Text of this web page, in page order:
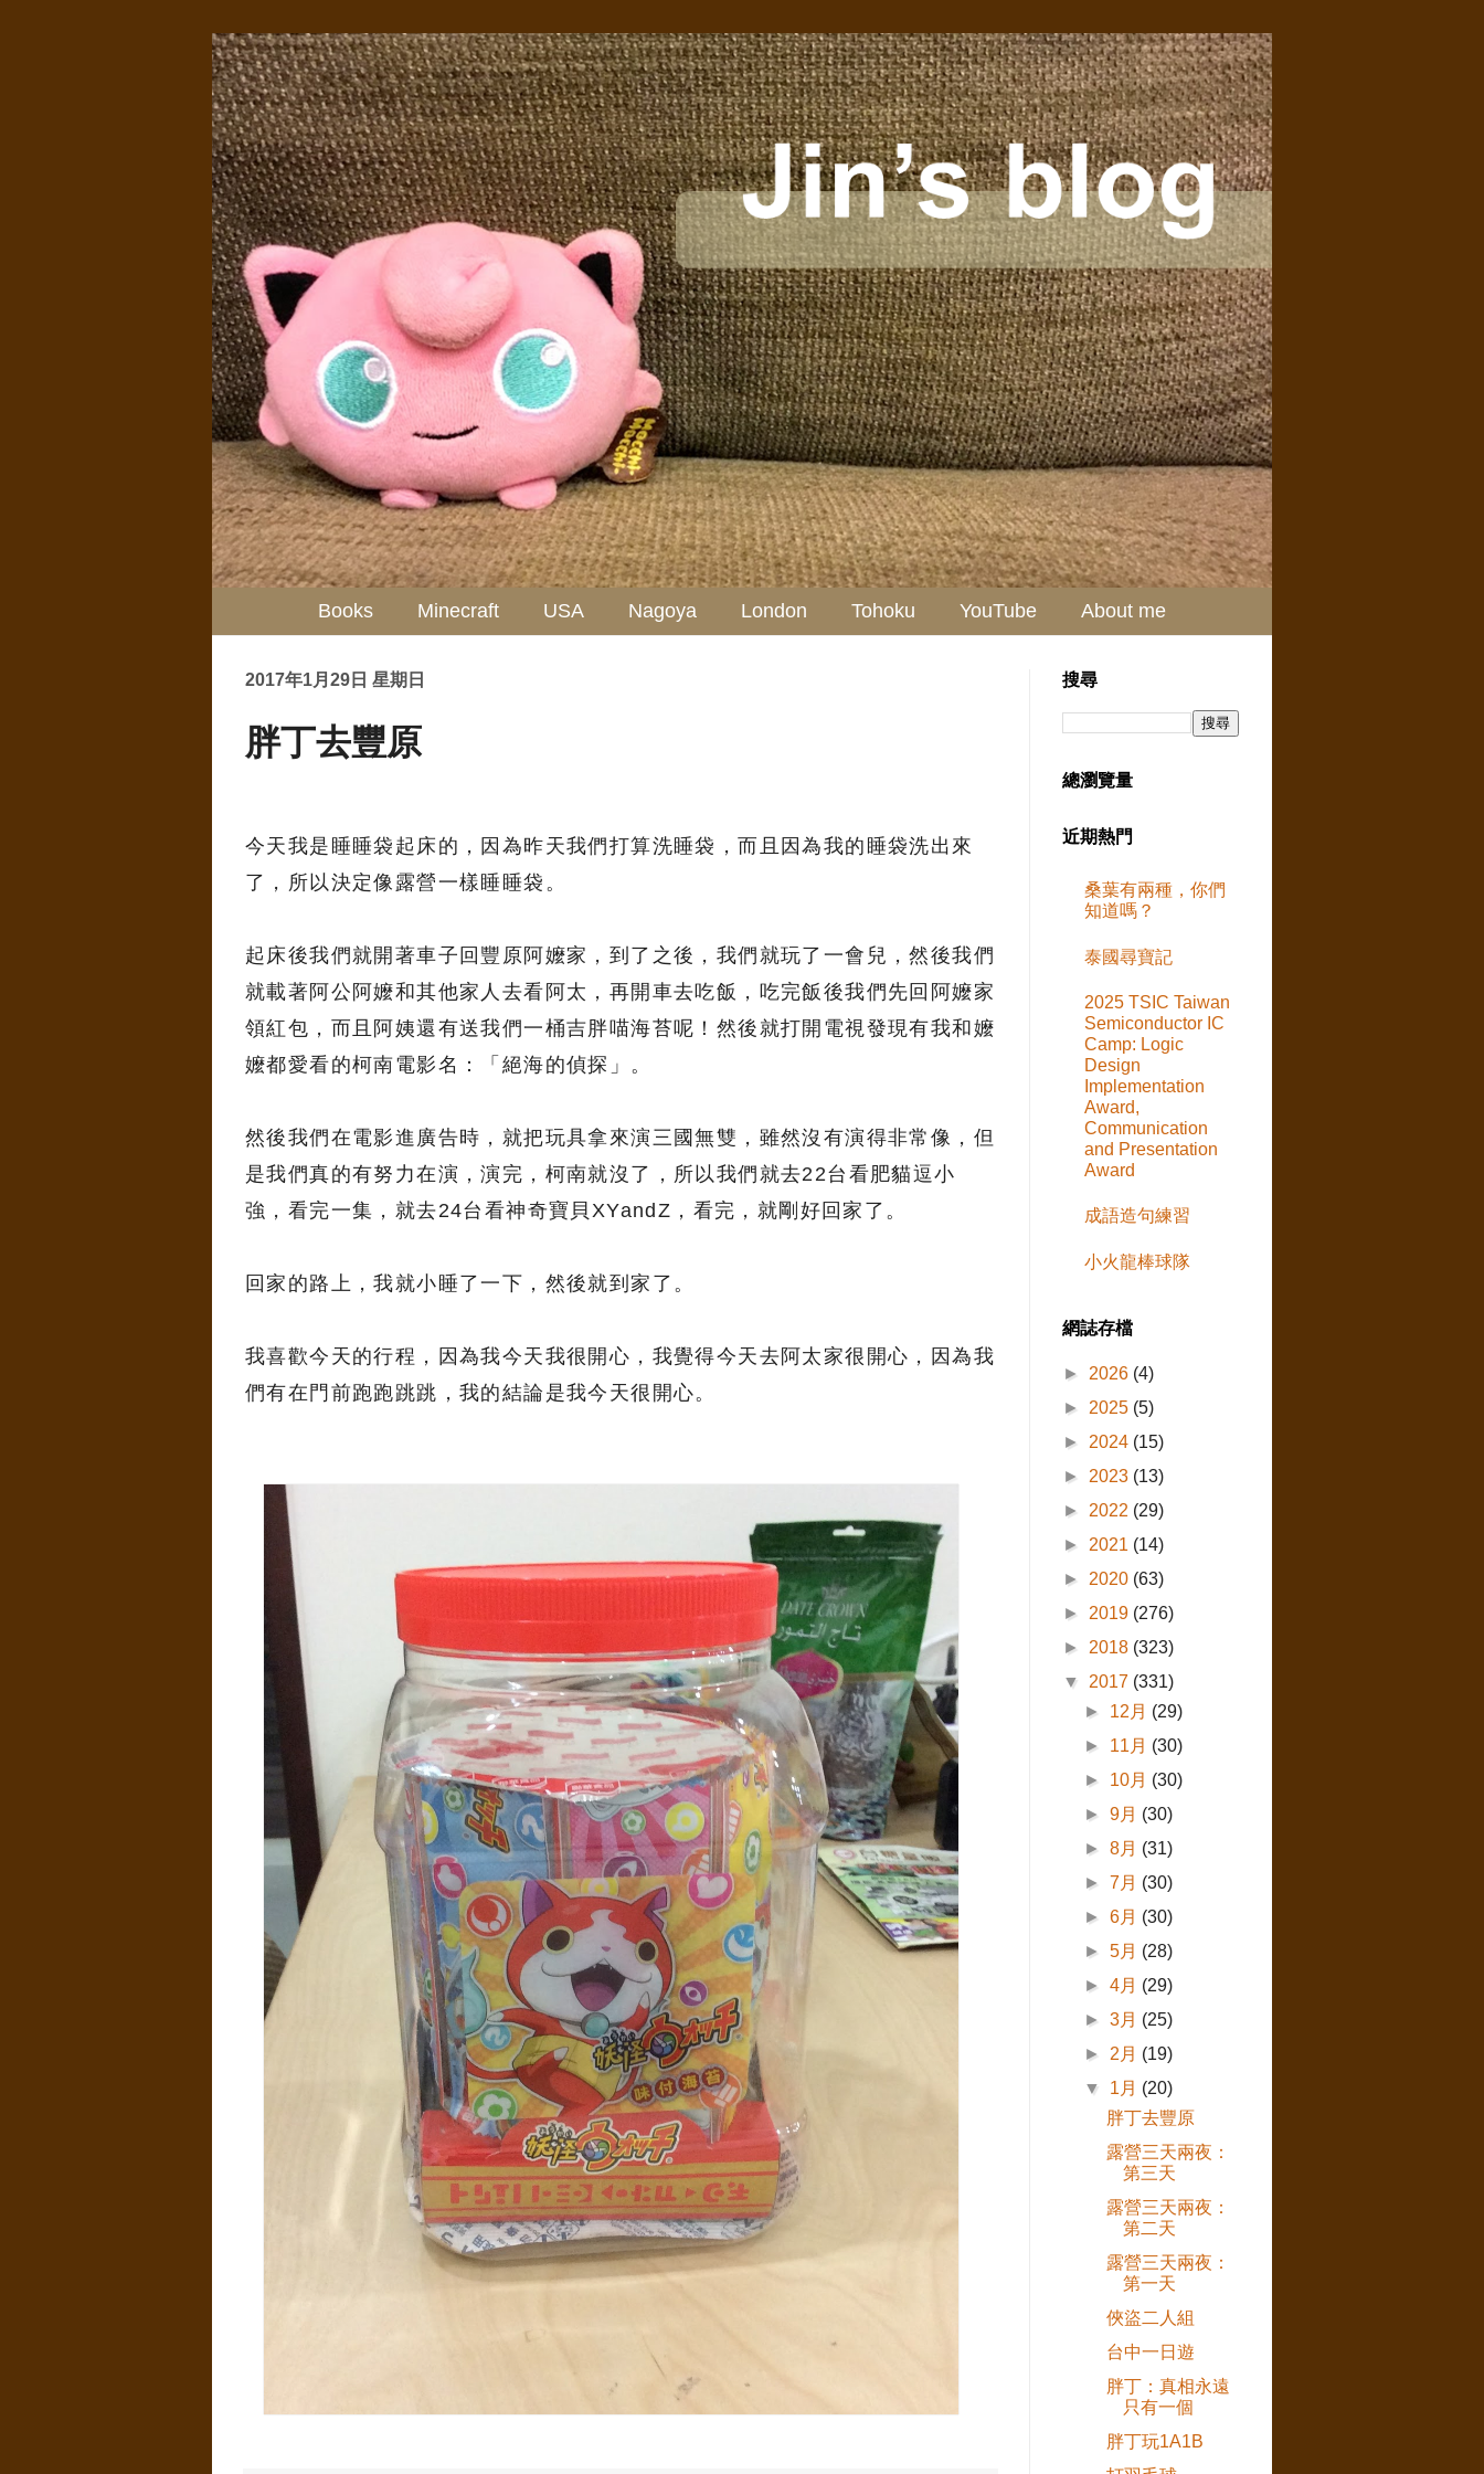
Books Minecraft USA Nagoya London Tohoku YouTube About me
2017年1月29日 星期日
胖丁去豐原
今天我是睡睡袋起床的，因為昨天我們打算洗睡袋，而且因為我的睡袋洗出來
了，所以決定像露營一樣睡睡袋。
起床後我們就開著車子回豐原阿嬤家，到了之後，我們就玩了一會兒，然後我們
就載著阿公阿嬤和其他家人去看阿太，再開車去吃飯，吃完飯後我們先回阿嬤家
領紅包，而且阿姨還有送我們一桶吉胖喵海苔呢！然後就打開電視發現有我和嬤
嬤都愛看的柯南電影名：「絕海的偵探」。
然後我們在電影進廣告時，就把玩具拿來演三國無雙，雖然沒有演得非常像，但
是我們真的有努力在演，演完，柯南就沒了，所以我們就去22台看肥貓逗小
強，看完一集，就去24台看神奇寶貝XYandZ，看完，就剛好回家了。
回家的路上，我就小睡了一下，然後就到家了。
我喜歡今天的行程，因為我今天我很開心，我覺得今天去阿太家很開心，因為我
們有在門前跑跑跳跳，我的結論是我今天很開心。
搜尋
總瀏覽量
近期熱門
桑葉有兩種，你們
知道嗎？
泰國尋寶記
2025 TSIC Taiwan
Semiconductor IC
Camp: Logic
Design
Implementation
Award,
Communication
and Presentation
Award
成語造句練習
小火龍棒球隊
網誌存檔
► 2026 (4)
► 2025 (5)
► 2024 (15)
► 2023 (13)
► 2022 (29)
► 2021 (14)
► 2020 (63)
► 2019 (276)
► 2018 (323)
▼ 2017 (331)
► 12月 (29)
► 11月 (30)
► 10月 (30)
►9月 (30)
►8月 (31)
►7月 (30)
►6月 (30)
►5月 (28)
►4月 (29)
►3月 (25)
► 2月 (19)
▼ 1月 (20)
胖丁去豐原
露營三天兩夜：
第三天
露營三天兩夜：
第二天
露營三天兩夜：
第一天
俠盜二人組
台中一日遊
胖丁：真相永遠
只有一個
胖丁玩1A1B